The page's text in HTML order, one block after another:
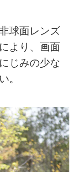
球面レンズ
より、画面
じみの少な
。